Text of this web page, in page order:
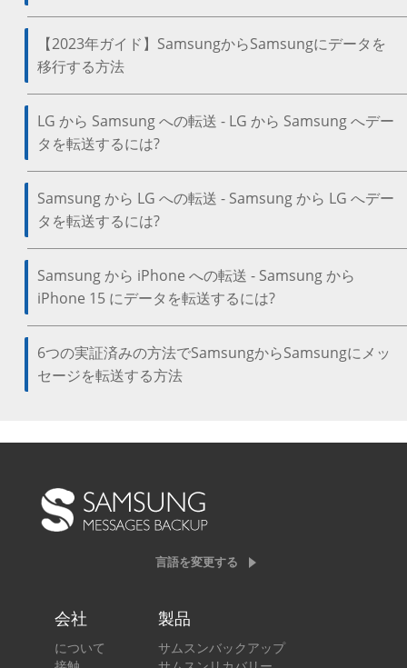
【2023年ガイド】SamsungからSamsungにデータを
移行する方法
LG から Samsung への転送 - LG から Samsung へデー
タを転送するには?
Samsung から LG への転送 - Samsung から LG へデー
タを転送するには?
Samsung から iPhone への転送 - Samsung から
iPhone 15 にデータを転送するには?
6つの実証済みの方法でSamsungからSamsungにメッ
セージを転送する方法
言語を変更する
会社
について
製品
サムスンバックアップ